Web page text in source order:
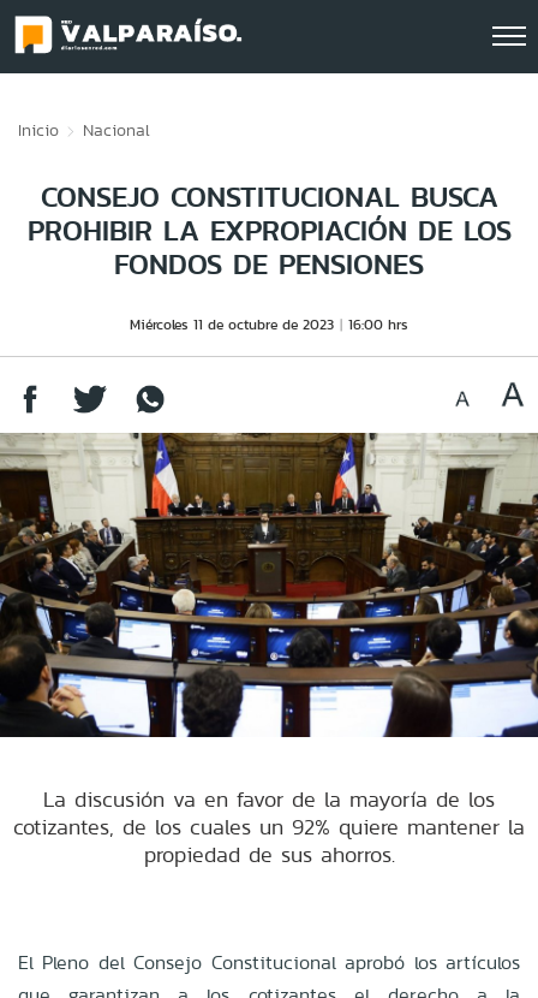
Inicio Nacional
CONSEJO CONSTITUCIONAL BUSCA
PROHIBIR LA EXPROPIACIÓN DE LOS
FONDOS DE PENSIONES
Miércoles 11 de octubre de 2023 16:00 hrs
La discusión va en favor de la mayoría de los
cotizantes, de los cuales un 92% quiere mantener la
propiedad de sus ahorros.
El Pleno del Consejo Constitucional aprobó los artículos